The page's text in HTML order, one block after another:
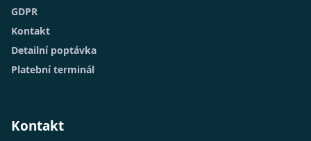
GDPR
Kontakt
Detailní poptávka
Platební terminál
Kontakt